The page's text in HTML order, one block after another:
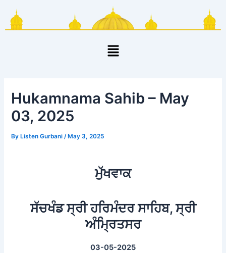
content
Menu
Hukamnama Sahib – May
03, 2025
By Listen Gurbani/ May 3, 2025
ਮੁੱਖਵਾਕ
ਸੱਚਖੰਡ ਸ੍ਰੀ ਹਰਿਮੰਦਰ ਸਾਹਿਬ, ਸ੍ਰੀ
ਅੰਮ੍ਰਿਤਸਰ
03-05-2025
navigation